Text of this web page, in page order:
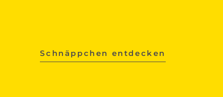
Schnäppchen entdecken